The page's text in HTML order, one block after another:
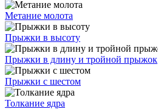
Метание молота
Прыжки в высоту
Прыжки в длину и тройной прыжок
Прыжки с шестом
Толкание ядра